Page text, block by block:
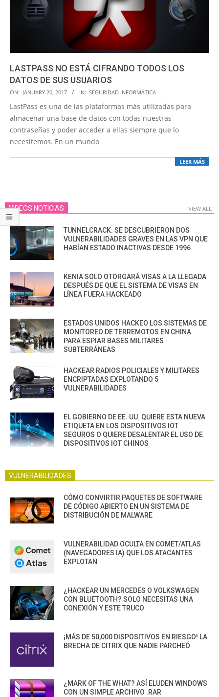
LASTPASS NO ESTÁ CIFRANDO TODOS LOS
DATOS DE SUS USUARIOS
2017-
01-
20
ON: JANUARY 20, 2017 IN: SEGURIDAD INFORMÁTICA
LastPass es una de las plataformas más utilizadas para
almacenar una base de datos con todas nuestras
contraseñas y poder acceder a ellas siempre que lo
necesitemos. En un mundo
LEER MÁS
VIDEOS NOTICIAS VIEW ALL
TUNNELCRACK: SE DESCUBRIERON DOS
VULNERABILIDADES GRAVES EN LAS VPN QUE
HABÍAN ESTADO INACTIVAS DESDE 1996
KENIA SOLO OTORGARÁ VISAS A LA LLEGADA
DESPUÉS DE QUE EL SISTEMA DE VISAS EN
LÍNEA FUERA HACKEADO
ESTADOS UNIDOS HACKEO LOS SISTEMAS DE
MONITOREO DE TERREMOTOS EN CHINA
PARA ESPIAR BASES MILITARES
SUBTERRÁNEAS
HACKEAR RADIOS POLICIALES Y MILITARES
ENCRIPTADAS EXPLOTANDO 5
VULNERABILIDADES
EL GOBIERNO DE EE. UU. QUIERE ESTA NUEVA
ETIQUETA EN LOS DISPOSITIVOS IOT
SEGUROS O QUIERE DESALENTAR EL USO DE
DISPOSITIVOS IOT CHINOS
VULNERABILIDADES
CÓMO CONVIRTIR PAQUETES DE SOFTWARE
DE CÓDIGO ABIERTO EN UN SISTEMA DE
DISTRIBUCIÓN DE MALWARE
VULNERABILIDAD OCULTA EN COMET/ATLAS
(NAVEGADORES IA) QUE LOS ATACANTES
EXPLOTAN
¿HACKEAR UN MERCEDES O VOLKSWAGEN
CON BLUETOOTH? SOLO NECESITAS UNA
CONEXIÓN Y ESTE TRUCO
¡MÁS DE 50,000 DISPOSITIVOS EN RIESGO! LA
BRECHA DE CITRIX QUE NADIE PARCHEÓ
¿MARK OF THE WHAT? ASÍ ELUDEN WINDOWS
CON UN SIMPLE ARCHIVO .RAR